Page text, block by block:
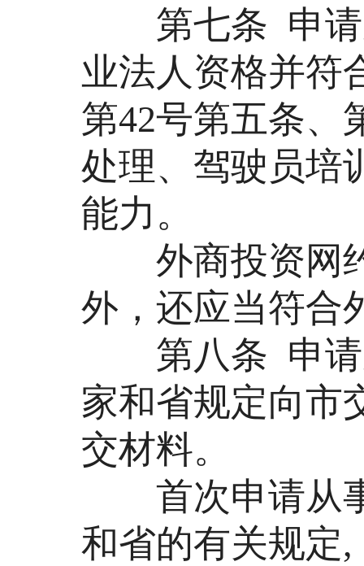
第七条 申请
业法人资格并符
第42号第五条、
处理、驾驶员培
能力。
外商投资网约
外，还应当符合
第八条 申请
家和省规定向市
交材料。
首次申请从事
和省的有关规定